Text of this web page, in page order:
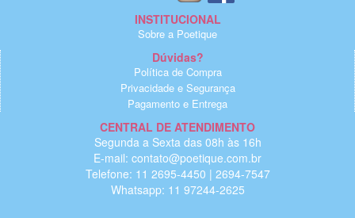
INSTITUCIONAL
Sobre a Poetique
Dúvidas?
Política de Compra
Privacidade e Segurança
Pagamento e Entrega
CENTRAL DE ATENDIMENTO
Segunda a Sexta das 08h às 16h
E-mail: contato@poetique.com.br
Telefone: 11 2695-4450 | 2694-7547
Whatsapp: 11 97244-2625